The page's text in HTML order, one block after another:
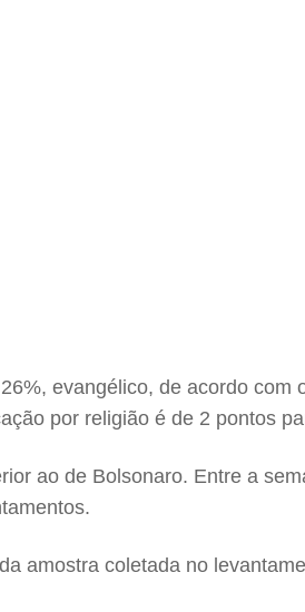
evangélico, de acordo
por religião é de 2 pontos
ao de Bolsonaro. Entre a
amostra coletada no